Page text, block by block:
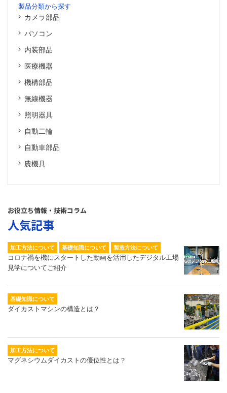
製品分類から探す
カメラ部品
パソコン
内装部品
医療機器
機構部品
無線機器
照明器具
自動二輪
自動車部品
農機具
お役立ち情報・技術コラム
人気記事
加工方法について 基礎知識について 製造方法について
コロナ禍を機にスタートした動画を活用したデジタル工場
見学についてご紹介
基礎知識について
ダイカストマシンの構造とは？
加工方法について
マグネシウムダイカストの優位性とは？